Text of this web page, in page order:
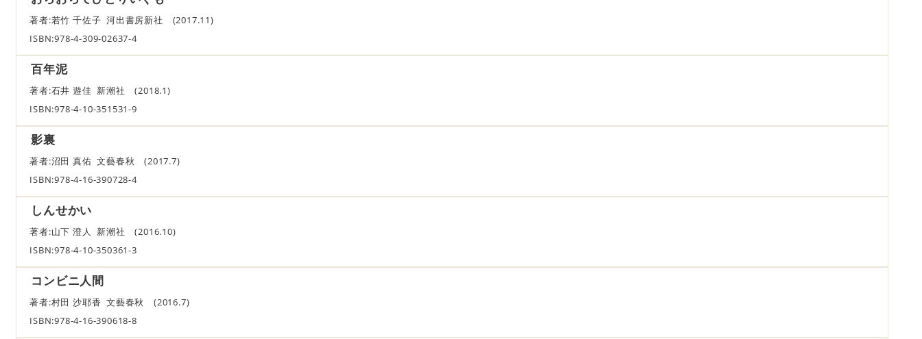
著者:若竹 千佐子 河出書房新社 (2017.11)
ISBN:978-4-309-02637-4
百年泥
著者:石井 遊佳 新潮社 (2018.1)
ISBN:978-4-10-351531-9
影裏
著者:沼田 真佑 文藝春秋 (2017.7)
ISBN:978-4-16-390728-4
しんせかい
著者:山下 澄人 新潮社 (2016.10)
ISBN:978-4-10-350361-3
コンビニ人間
著者:村田 沙耶香 文藝春秋 (2016.7)
ISBN:978-4-16-390618-8